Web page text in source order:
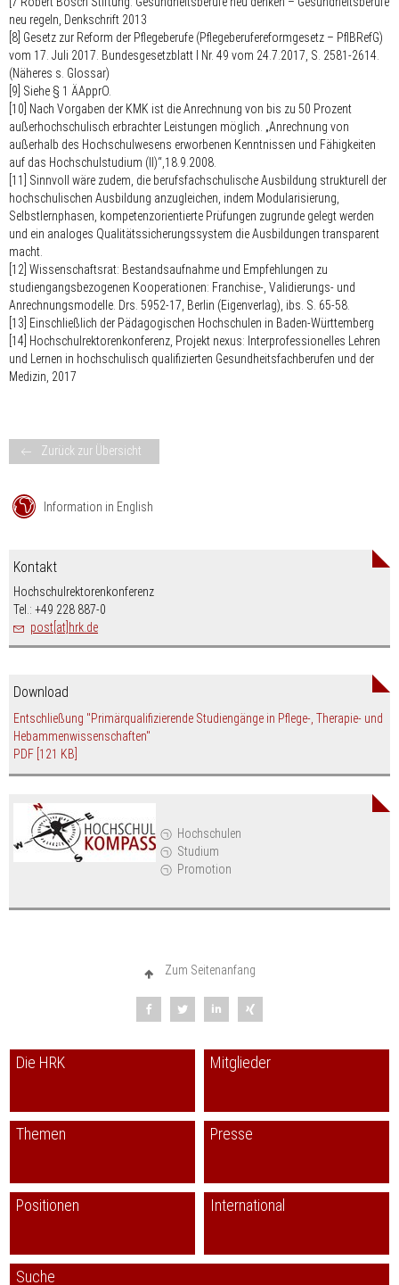
neu regeln, Denkschrift 2013
[8] Gesetz zur Reform der Pflegeberufe (Pflegeberufereformgesetz – PflBRefG)
vom 17. Juli 2017. Bundesgesetzblatt I Nr. 49 vom 24.7.2017, S. 2581-2614.
(Näheres s. Glossar)
[9] Siehe § 1 ÄApprO.
[10] Nach Vorgaben der KMK ist die Anrechnung von bis zu 50 Prozent
außerhochschulisch erbrachter Leistungen möglich. „Anrechnung von
außerhalb des Hochschulwesens erworbenen Kenntnissen und Fähigkeiten
auf das Hochschulstudium (II)“,18.9.2008.
[11] Sinnvoll wäre zudem, die berufsfachschulische Ausbildung strukturell der
hochschulischen Ausbildung anzugleichen, indem Modularisierung,
Selbstlernphasen, kompetenzorientierte Prüfungen zugrunde gelegt werden
und ein analoges Qualitätssicherungssystem die Ausbildungen transparent
macht.
[12] Wissenschaftsrat: Bestandsaufnahme und Empfehlungen zu
studiengangsbezogenen Kooperationen: Franchise-, Validierungs- und
Anrechnungsmodelle. Drs. 5952-17, Berlin (Eigenverlag), ibs. S. 65-58.
[13] Einschließlich der Pädagogischen Hochschulen in Baden-Württemberg
[14] Hochschulrektorenkonferenz, Projekt nexus: Interprofessionelles Lehren
und Lernen in hochschulisch qualifizierten Gesundheitsfachberufen und der
Medizin, 2017
Zurück zur Übersicht
Hochschulen
Studium
Promotion
Information in English
Kontakt
Hochschulrektorenkonferenz
Tel.: +49 228 887-0
post[at]hrk.de
Download
Entschließung "Primärqualifizierende Studiengänge in Pflege-, Therapie- und
Hebammenwissenschaften"
PDF [121 KB]
Zum Seitenanfang
Die HRK Mitglieder
Themen Presse
Positionen International
Suche